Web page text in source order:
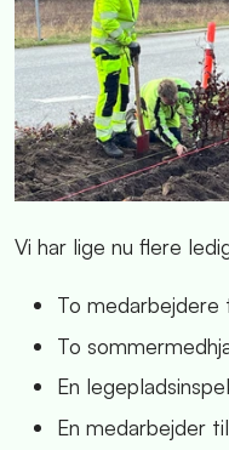
Vi har lige nu flere
To medarbejdere
To
En
En medarbejder